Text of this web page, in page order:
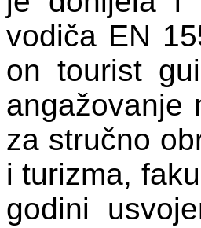
vodiča EN
on tourist
angažovanje
za stručno
i turizma,
godini